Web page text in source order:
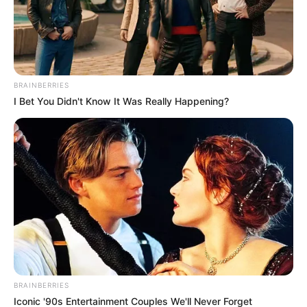
alegría y convivencia.
Le puede interesar esta nota:Protección Costera en
Cartagena: hay cierres temporales con el inicio de las
obras en Playa 2
BRAINBERRIES
I Bet You Didn't Know It Was Really Happening?
BRAINBERRIES
Iconic '90s Entertainment Couples We'll Never Forget